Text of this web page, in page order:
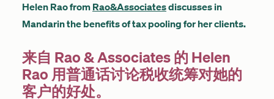
Helen Rao from Rao&Associatesdiscusses in
Mandarin the benefits of tax pooling for her clients.
来自 Rao & Associates 的 Helen
Rao 用普通话讨论税收统筹对她的
客户的好处。